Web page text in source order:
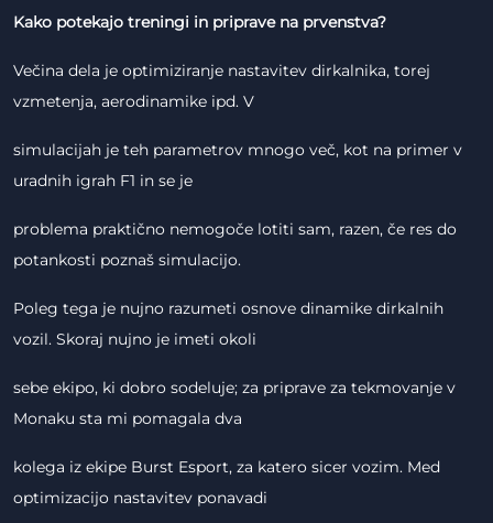
Kako potekajo treningi in priprave na prvenstva?
Večina dela je optimiziranje nastavitev dirkalnika, torej
vzmetenja, aerodinamike ipd. V
simulacijah je teh parametrov mnogo več, kot na primer v
uradnih igrah F1 in se je
problema praktično nemogoče lotiti sam, razen, če res do
potankosti poznaš simulacijo.
Poleg tega je nujno razumeti osnove dinamike dirkalnih
vozil. Skoraj nujno je imeti okoli
sebe ekipo, ki dobro sodeluje; za priprave za tekmovanje v
Monaku sta mi pomagala dva
kolega iz ekipe Burst Esport, za katero sicer vozim. Med
optimizacijo nastavitev ponavadi